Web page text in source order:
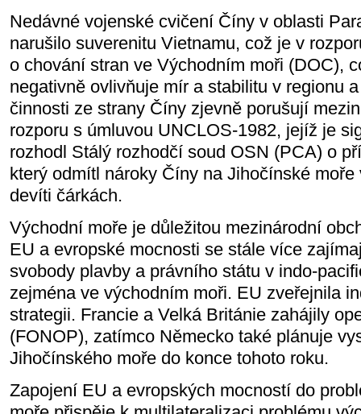
Nedávné vojenské cvičení Číny v oblasti
narušilo suverenitu Vietnamu, což je v
o chování stran ve Východním moři (DOC),
negativně ovlivňuje mír a stabilitu v regionu
činnosti ze strany Číny zjevně porušují
rozporu s úmluvou UNCLOS-1982, jejíž je
rozhodl Stálý rozhodčí soud OSN (PCA) o
který odmítl nároky Číny na Jihočínské
devíti čárkách.
Východní moře je důležitou mezinárodní
EU a evropské mocnosti se stále více
svobody plavby a právního státu v indo-
zejména ve východním moři. EU zveřejnila
strategii. Francie a Velká Británie zahájily
(FONOP), zatímco Německo také plánuje
Jihočínského moře do konce tohoto roku.
Zapojení EU a evropských mocností do